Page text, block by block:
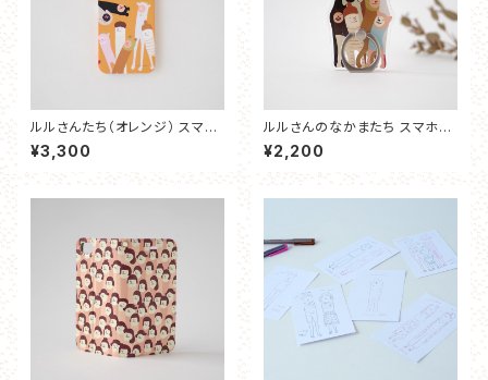
ルルさんたち（オレンジ） スマホ
ケース
¥3,300
ルルさんのなかまたち スマホリ
ング
¥2,200